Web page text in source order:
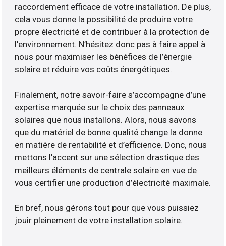
raccordement efficace de votre installation. De plus,
cela vous donne la possibilité de produire votre
propre électricité et de contribuer à la protection de
l’environnement. N’hésitez donc pas à faire appel à
nous pour maximiser les bénéfices de l’énergie
solaire et réduire vos coûts énergétiques.
Finalement, notre savoir-faire s’accompagne d’une
expertise marquée sur le choix des panneaux
solaires que nous installons. Alors, nous savons
que du matériel de bonne qualité change la donne
en matière de rentabilité et d’efficience. Donc, nous
mettons l’accent sur une sélection drastique des
meilleurs éléments de centrale solaire en vue de
vous certifier une production d’électricité maximale.
En bref, nous gérons tout pour que vous puissiez
jouir pleinement de votre installation solaire.